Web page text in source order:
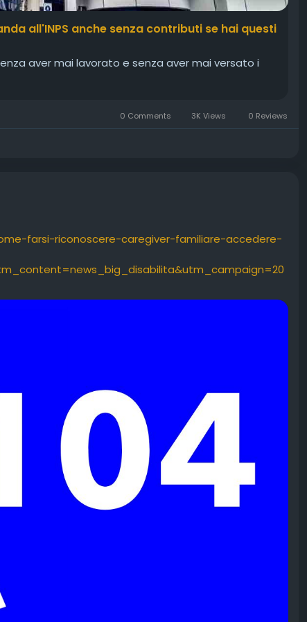
all'INPS anche senza contributi se hai questi
aver mai lavorato e senza aver mai versato i
0 Comments 3K Views 0 Reviews
farsi-riconoscere-caregiver-familiare-accedere-